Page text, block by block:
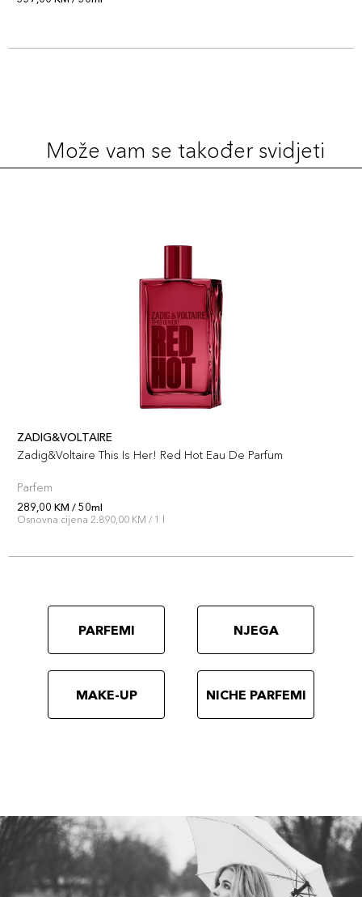
Može vam se također svidjeti
ZADIG&VOLTAIRE
Zadig&Voltaire This Is Her! Red Hot Eau De Parfum
Parfem
289,00 KM / 50ml
Osnovna cijena 2.890,00 KM / 1 l
PARFEMI NJEGA
MAKE-UP NICHE PARFEMI